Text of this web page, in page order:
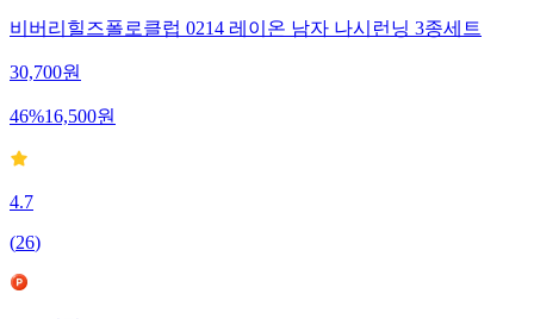
비버리힐즈폴로클럽 0214 레이온 남자 나시런닝 3종세트
30,700원
46%16,500원
4.7
(26)